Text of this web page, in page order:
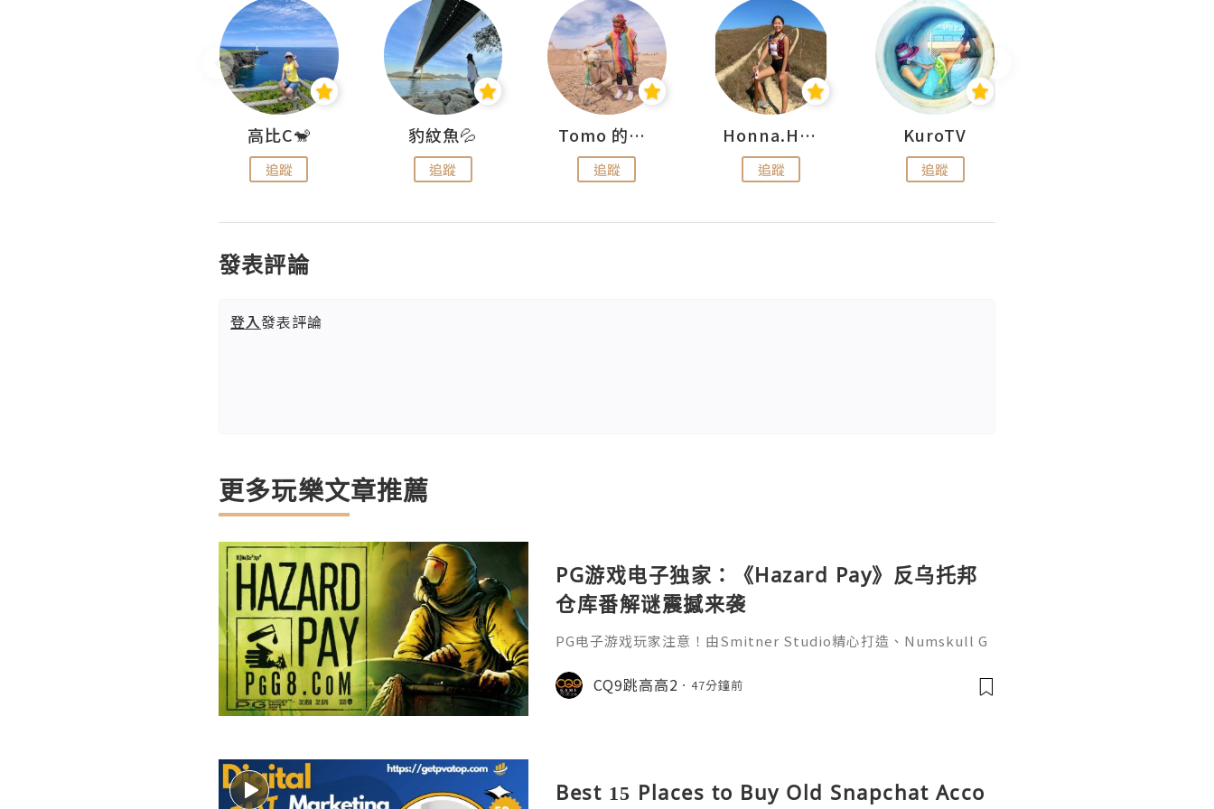
高比C🐒
追蹤
豹紋魚💦
追蹤
Tomo 的快樂宇宙
追蹤
Honna.H 出走
追蹤
KuroTV
追蹤
發表評論
登入發表評論
更多玩樂文章推薦
PG游戏电子独家：《Hazard Pay》反乌托邦
仓库番解谜震撼来袭
PG电子游戏玩家注意！由Smitner Studio精心打造、Numskull G
Steam平台发售。这款以反乌托邦世界观为核心的仓库解谜作品，将
带领玩家深入废弃设施，挑战高风险的清理任务。在《Hazard Pa
CQ9跳高高2 47分鐘前
Best 15 Places to Buy Old Snapchat Acco